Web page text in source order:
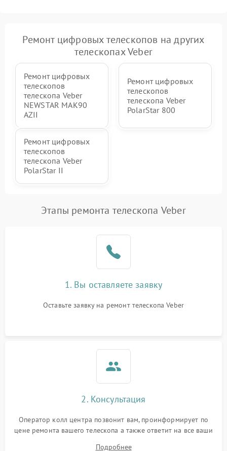
Ремонт цифровых телескопов на других
телескопах Veber
Ремонт цифровых
телескопов
телескопа Veber
NEWSTAR MAK90
AZII
Ремонт цифровых
телескопов
телескопа Veber
PolarStar 800
Ремонт цифровых
телескопов
телескопа Veber
PolarStar II
Этапы ремонта телескопа Veber
1. Вы оставляете заявку
Оставьте заявку на ремонт телескопа Veber
2. Консультация
Оператор колл центра позвонит вам, проинформирует по
цене ремонта вашего телескопа а также ответит на все ваши
Подробнее